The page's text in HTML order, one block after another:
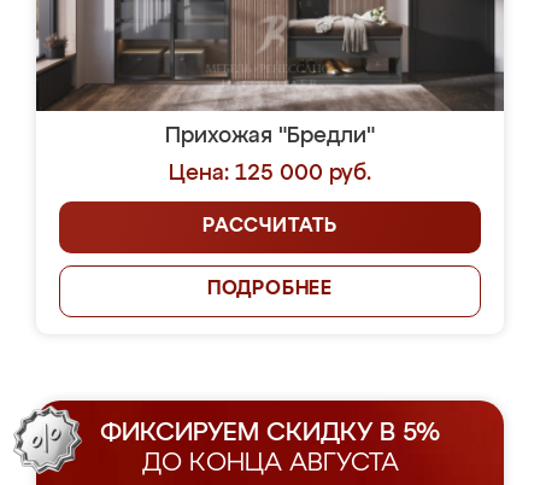
Прихожая "Бредли"
Цена: 125 000 руб.
РАССЧИТАТЬ
ПОДРОБНЕЕ
ФИКСИРУЕМ СКИДКУ В 5%
ДО КОНЦА АВГУСТА